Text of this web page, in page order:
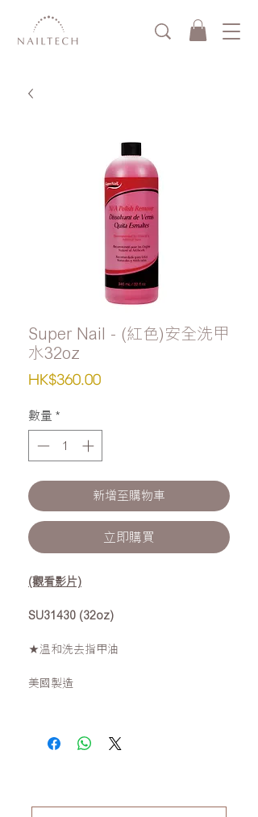
Super Nail - (紅色)安全洗甲
水32oz
HK$360.00價
數量 *
新增至購物車
立即購買
(觀看影片)
SU31430 (32oz)
★温和洗去指甲油
美國製造